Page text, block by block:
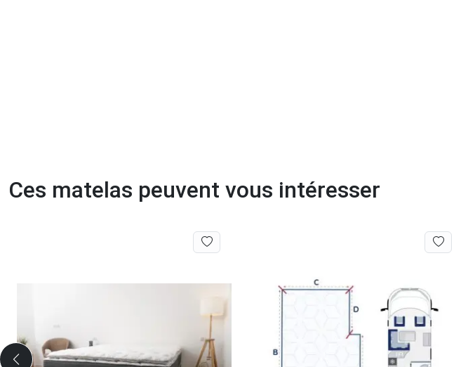
Ces matelas peuvent vous intéresser